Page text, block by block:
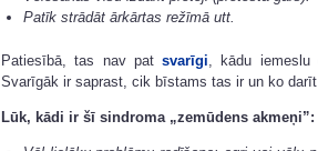
Patīk strādāt ārkārtas režīmā utt.
Patiesībā, tas nav pat svarīgi, kādu iemeslu
Svarīgāk ir saprast, cik bīstams tas ir un ko
Lūk, kādi ir šī sindroma „zemūdens akmeņi”: